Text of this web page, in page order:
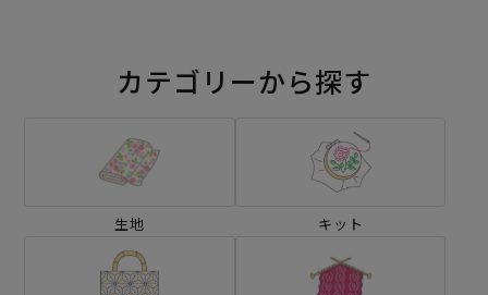
カテゴリーから探す
生地 キット